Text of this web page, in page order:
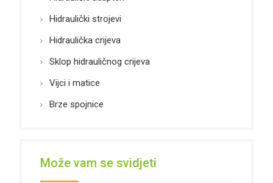
Hidraulički strojevi
Hidraulička crijeva
Sklop hidrauličnog crijeva
Vijci i matice
Brze spojnice
Može vam se svidjeti